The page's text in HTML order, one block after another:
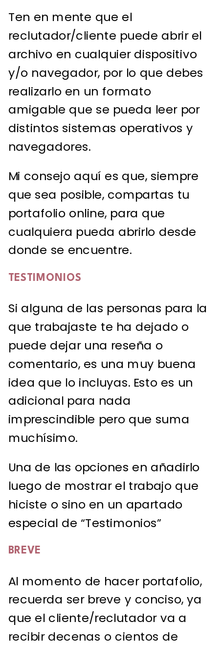
Ten en mente que el
reclutador/cliente puede abrir el
archivo en cualquier dispositivo
y/o navegador, por lo que debes
realizarlo en un formato
amigable que se pueda leer por
distintos sistemas operativos y
navegadores.
Mi consejo aquí es que, siempre
que sea posible, compartas tu
portafolio online, para que
cualquiera pueda abrirlo desde
donde se encuentre.
TESTIMONIOS
Si alguna de las personas para la
que trabajaste te ha dejado o
puede dejar una reseña o
comentario, es una muy buena
idea que lo incluyas. Esto es un
adicional para nada
imprescindible pero que suma
muchísimo.
Una de las opciones en añadirlo
luego de mostrar el trabajo que
hiciste o sino en un apartado
especial de “Testimonios”
BREVE
Al momento de hacer portafolio,
recuerda ser breve y conciso, ya
que el cliente/reclutador va a
recibir decenas o cientos de